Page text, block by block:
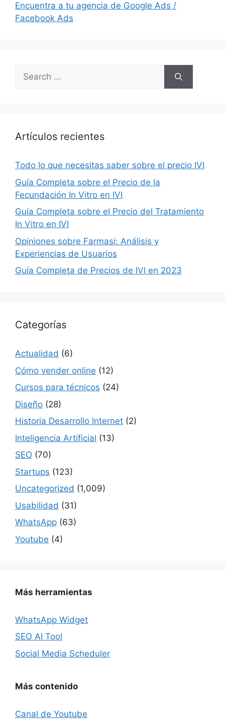
Encuentra a tu agencia de Google Ads /
Facebook Ads
Search
for:
Artículos recientes
Todo lo que necesitas saber sobre el precio IVI
Guía Completa sobre el Precio de la
Fecundación In Vitro en IVI
Guía Completa sobre el Precio del Tratamiento
In Vitro en IVI
Opiniones sobre Farmasi: Análisis y
Experiencias de Usuarios
Guía Completa de Precios de IVI en 2023
Categorías
Actualidad (6)
Cómo vender online (12)
Cursos para técnicos (24)
Diseño (28)
Historia Desarrollo Internet (2)
Inteligencia Artificial (13)
SEO (70)
Startups (123)
Uncategorized (1,009)
Usabilidad (31)
WhatsApp (63)
Youtube (4)
Más herramientas
WhatsApp Widget
SEO AI Tool
Social Media Scheduler
Más contenido
Canal de Youtube